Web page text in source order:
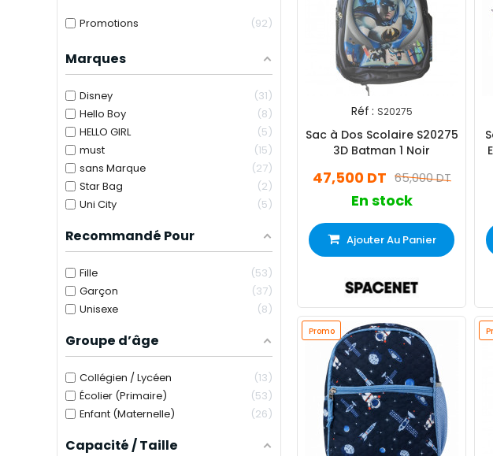
Promotions 92
Marques
Disney
31
Hello Boy
8
HELLO GIRL
5
must
15
sans Marque
27
Star Bag
2
Uni City
5
Recommandé Pour
Fille
53
Garçon
37
Unisexe
8
Groupe d’âge
Collégien / Lycéen
13
Écolier (Primaire)
53
Enfant (Maternelle)
26
Capacité / Taille
Réf : S20275
Sac à Dos Scolaire S20275
3D Batman 1 Noir
65,000 DT
47,500 DT
En stock
Ajouter Au Panier
Promo